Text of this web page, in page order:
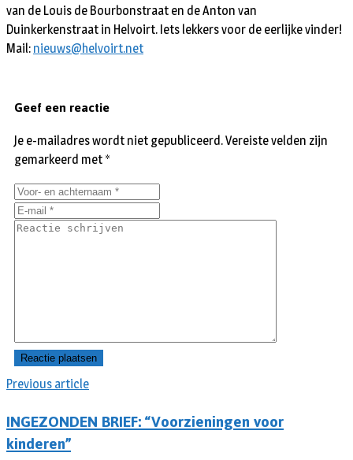
van de Louis de Bourbonstraat en de Anton van
Duinkerkenstraat in Helvoirt. Iets lekkers voor de eerlijke vinder!
Mail: nieuws@helvoirt.net
Previous article
INGEZONDEN BRIEF: “Voorzieningen voor
kinderen”
Geef een reactie
Je e-mailadres wordt niet gepubliceerd.Vereiste velden zijn
gemarkeerd met *